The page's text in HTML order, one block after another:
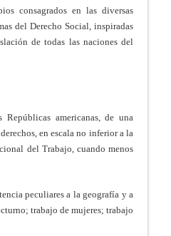
consagrados en las diversas
del Derecho Social, inspiradas
de todas las naciones del
americanas, de una
en escala no inferior a la
del Trabajo, cuando menos
peculiares a la geografía y a
trabajo de mujeres; trabajo